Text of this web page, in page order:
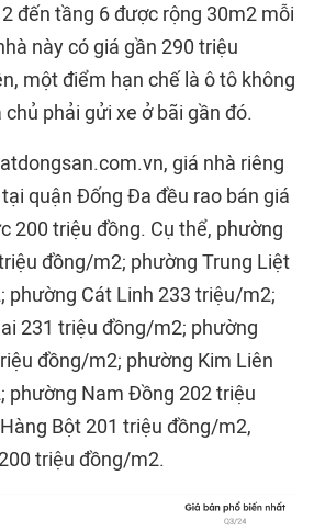
đến tầng 6 được rộng 30m2 mỗi
này có giá gần 290 triệu
một điểm hạn chế là ô tô không
phải gửi xe ở bãi gần đó.
giá nhà riêng
quận Đống Đa đều rao bán giá
200 triệu đồng. Cụ thể, phường
đồng/m2; phường Trung Liệt
phường Cát Linh 233 triệu/m2;
231 triệu đồng/m2; phường
đồng/m2; phường Kim Liên
phường Nam Đồng 202 triệu
Bột 201 triệu đồng/m2,
triệu đồng/m2.